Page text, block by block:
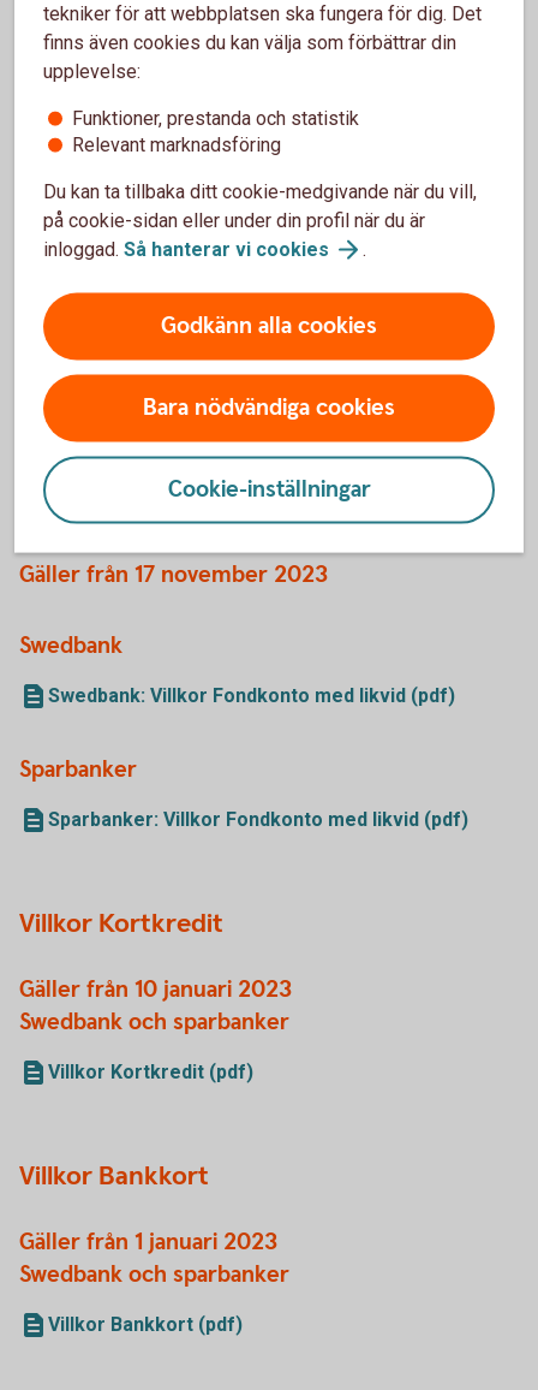
Gäller från 1 februari 2024
Villkor BankID - privat (pdf)
Villkor Internetbanken - privat
Gäller från 20 oktober 2024
Villkor som uppdateras under
2023
Villkor Fondkonto med likvid
Gäller från 17 november 2023
Swedbank
Swedbank: Villkor Fondkonto med likvid (pdf)
Sparbanker
Sparbanker: Villkor Fondkonto med likvid (pdf)
Villkor Kortkredit
Gäller från 10 januari 2023
Swedbank och sparbanker
Villkor Kortkredit (pdf)
Villkor Bankkort
Gäller från 1 januari 2023
Swedbank och sparbanker
Villkor Bankkort (pdf)
tekniker för att webbplatsen ska fungera för dig. Det
finns även cookies du kan välja som förbättrar din
upplevelse:
Funktioner, prestanda och statistik
Relevant marknadsföring
Du kan ta tillbaka ditt cookie-medgivande när du vill,
på cookie-sidan eller under din profil när du är
inloggad. Så hanterar vi cookies .
Godkänn alla cookies
Bara nödvändiga cookies
Cookie-inställningar